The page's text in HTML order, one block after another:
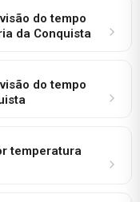
do tempo
da Conquista
do tempo
temperatura